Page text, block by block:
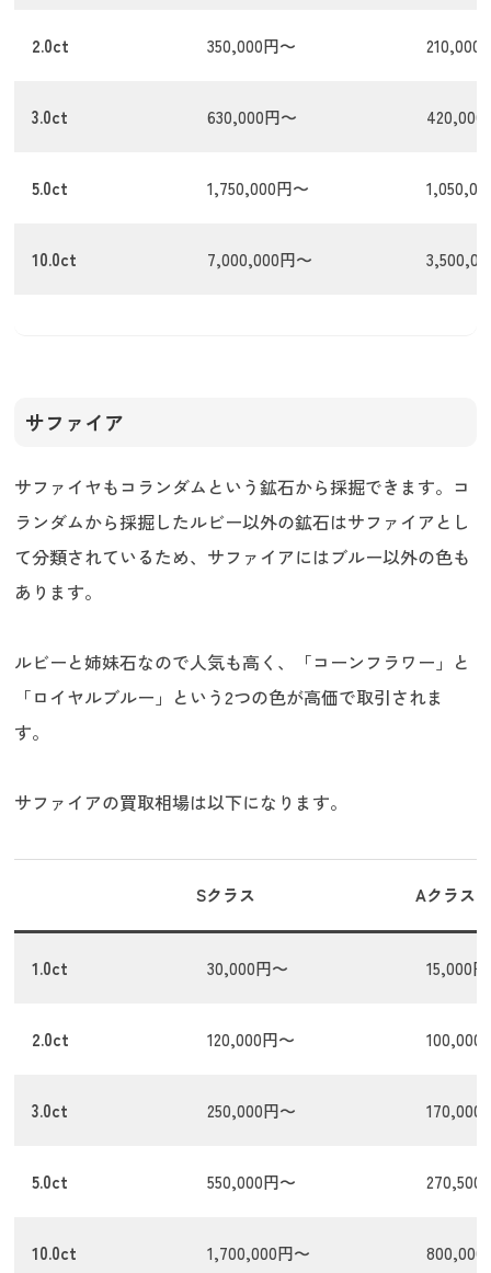
2.0ct 350,000円〜 210,000
3.0ct 630,000円〜 420,000
5.0ct 1,750,000円〜
10.0ct 7,000,000円〜
サファイア
サファイヤもコランダムという鉱石から採掘できます。コ
ランダムから採掘したルビー以外の鉱石はサファイアとし
て分類されているため、サファイアにはブルー以外の色も
あります。
ルビーと姉妹石なので人気も高く、「コーンフラワー」と
「ロイヤルブルー」という2つの色が高価で取引されま
す。
サファイアの買取相場は以下になります。
Sクラス Aクラス
1.0ct 30,000円〜 15,000
2.0ct 120,000円〜 100,000
3.0ct 250,000円〜 170,000
5.0ct 550,000円〜 270,500
10.0ct 1,700,000円〜 800,000